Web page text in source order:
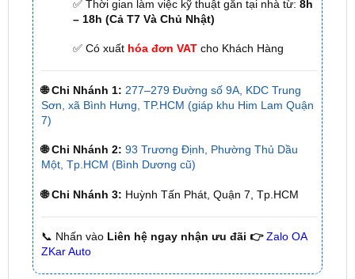
✅ Có xuấthóa đơn VATcho Khách Hàng
🌐 Chi Nhánh 1: 277–279 Đường số 9A, KDC Trung
🌐 Chi Nhánh 2: 93 Trương Định, Phường Thủ Dầu
Một, Tp.HCM (Bình Dương cũ)
🌐 Chi Nhánh 3: Huỳnh Tấn Phát, Quận 7, Tp.HCM
📞 Nhấn vàoLiên hệ ngay nhận ưu đãi 👉 Zalo OA
Cùng ZKar Auto tìm hiểu một số đặc điểm về
Mazda 2 nhé!